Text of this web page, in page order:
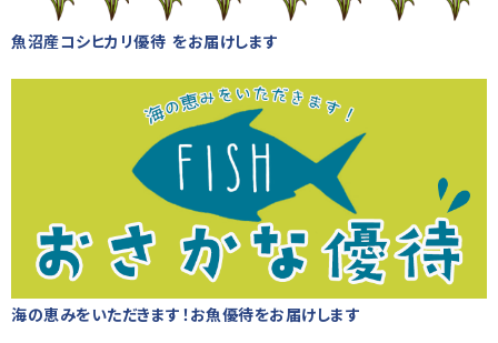
魚沼産コシヒカリ優待 をお届けします
海の恵みをいただきます！お魚優待をお届けします